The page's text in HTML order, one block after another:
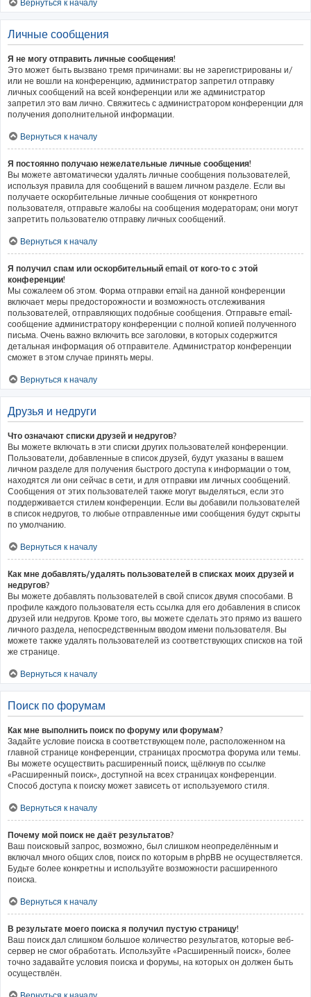
Вернуться к началу
Личные сообщения
Я не могу отправить личные сообщения!
Это может быть вызвано тремя причинами: вы не зарегистрированы и/
или не вошли на конференцию, администратор запретил отправку
личных сообщений на всей конференции или же администратор
запретил это вам лично. Свяжитесь с администратором конференции для
получения дополнительной информации.
Вернуться к началу
Я постоянно получаю нежелательные личные сообщения!
Вы можете автоматически удалять личные сообщения пользователей,
используя правила для сообщений в вашем личном разделе. Если вы
получаете оскорбительные личные сообщения от конкретного
пользователя, отправьте жалобы на сообщения модераторам; они могут
запретить пользователю отправку личных сообщений.
Вернуться к началу
Я получил спам или оскорбительный email от кого-то с этой
конференции!
Мы сожалеем об этом. Форма отправки email на данной конференции
включает меры предосторожности и возможность отслеживания
пользователей, отправляющих подобные сообщения. Отправьте email-
сообщение администратору конференции с полной копией полученного
письма. Очень важно включить все заголовки, в которых содержится
детальная информация об отправителе. Администратор конференции
сможет в этом случае принять меры.
Вернуться к началу
Друзья и недруги
Что означают списки друзей и недругов?
Вы можете включать в эти списки других пользователей конференции.
Пользователи, добавленные в список друзей, будут указаны в вашем
личном разделе для получения быстрого доступа к информации о том,
находятся ли они сейчас в сети, и для отправки им личных сообщений.
Сообщения от этих пользователей также могут выделяться, если это
поддерживается стилем конференции. Если вы добавили пользователей
в список недругов, то любые отправленные ими сообщения будут скрыты
по умолчанию.
Вернуться к началу
Как мне добавлять/удалять пользователей в списках моих друзей и
недругов?
Вы можете добавлять пользователей в свой список двумя способами. В
профиле каждого пользователя есть ссылка для его добавления в список
друзей или недругов. Кроме того, вы можете сделать это прямо из вашего
личного раздела, непосредственным вводом имени пользователя. Вы
можете также удалять пользователей из соответствующих списков на той
же странице.
Вернуться к началу
Поиск по форумам
Как мне выполнить поиск по форуму или форумам?
Задайте условие поиска в соответствующем поле, расположенном на
главной странице конференции, страницах просмотра форума или темы.
Вы можете осуществить расширенный поиск, щёлкнув по ссылке
«Расширенный поиск», доступной на всех страницах конференции.
Способ доступа к поиску может зависеть от используемого стиля.
Вернуться к началу
Почему мой поиск не даёт результатов?
Ваш поисковый запрос, возможно, был слишком неопределённым и
включал много общих слов, поиск по которым в phpBB не осуществляется.
Будьте более конкретны и используйте возможности расширенного
поиска.
Вернуться к началу
В результате моего поиска я получил пустую страницу!
Ваш поиск дал слишком большое количество результатов, которые веб-
сервер не смог обработать. Используйте «Расширенный поиск», более
точно задавайте условия поиска и форумы, на которых он должен быть
осуществлён.